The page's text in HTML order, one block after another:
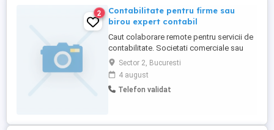
Confidențialitatea ...
2
Contabilitate pentru firme sau
birou expert contabil
Caut colaborare remote pentru servicii de
contabilitate. Societati comerciale sau
birou expert contabil Nu este nevoie de
angajare . Pot emite factura Experienta 20
de ani in domeniu
Sector 2, Bucuresti
4 august
Telefon validat